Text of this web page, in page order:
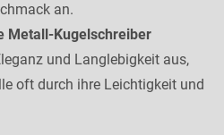
an.
Metall-Kugelschreiber
und Langlebigkeit aus,
oft durch ihre Leichtigkeit und